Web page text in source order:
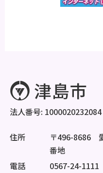
法人番号: 1000020232084
住所
〒496-8686
番地
電話
0567-24-1111